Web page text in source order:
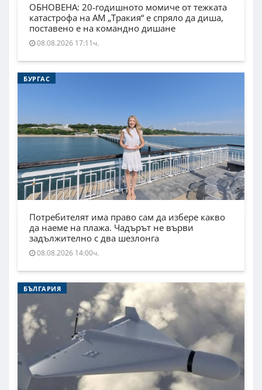
ОБНОВЕНА: 20-годишното момиче от тежката
катастрофа на АМ „Тракия“ е спряло да диша,
поставено е на командно дишане
08.08.2026 17:11ч.
БУРГАС
Потребителят има право сам да избере какво
да наеме на плажа. Чадърът не върви
задължително с два шезлонга
08.08.2026 14:00ч.
БЪЛГАРИЯ